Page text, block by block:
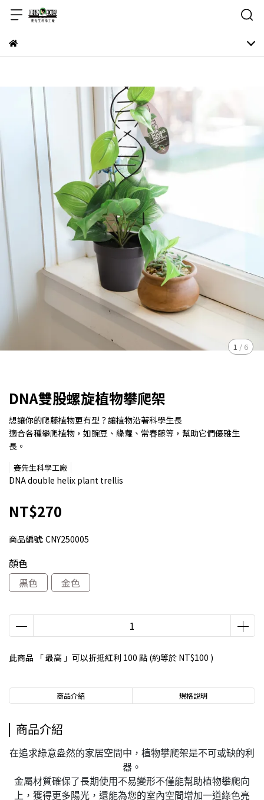
1 / 6
DNA雙股螺旋植物攀爬架
想讓你的爬藤植物更有型？讓植物沿著科學生長
適合各種攀爬植物，如豌豆、綠蘿、常春藤等，幫助它們優雅生
長。
賽先生科學工廠
DNA double helix plant trellis
NT$270
商品編號: CNY250005
顏色
黑色
金色
此商品 「 最高 」可以折抵紅利 100 點 (約等於 NT$100 )
商品介紹 規格說明
商品介紹
在追求綠意盎然的家居空間中，植物攀爬架是不可或缺的利
器。
金屬材質確保了長期使用不易變形不僅能幫助植物攀爬向
上，獲得更多陽光，還能為您的室內空間增加一道綠色亮